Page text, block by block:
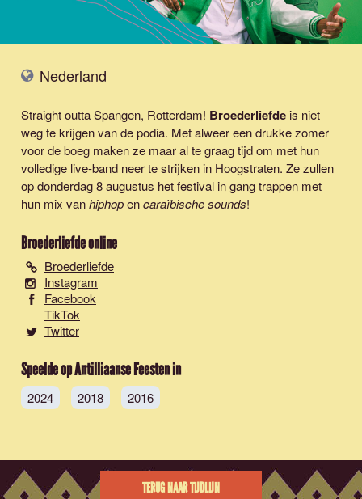
Nederland
Straight outta Spangen, Rotterdam! Broederliefde is niet
weg te krijgen van de podia. Met alweer een drukke zomer
voor de boeg maken ze maar al te graag tijd om met hun
volledige live-band neer te strijken in Hoogstraten. Ze zullen
op donderdag 8 augustus het festival in gang trappen met
hun mix vanhiphopencaraïbische sounds!
Broederliefdeonline
Broederliefde
Instagram
Facebook
TikTok
Twitter
Speelde op Antilliaanse Feesten in
2024 2018 2016
TERUG NAAR TIJDLIJN